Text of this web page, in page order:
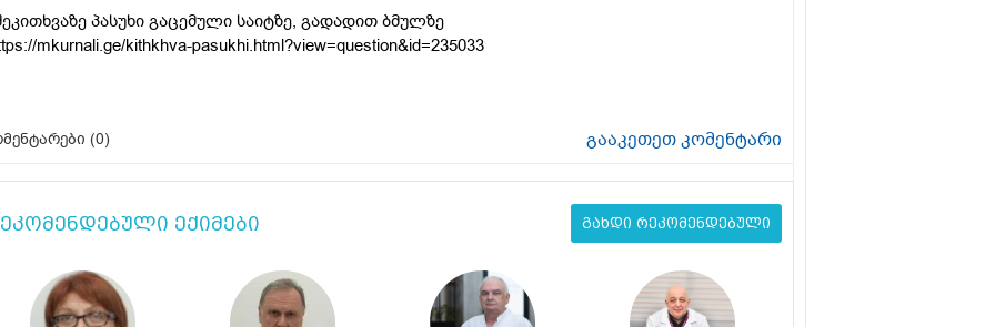
პასუხი გაცემული საიტზე, გადადით ბმულზე
mkurnali.ge/kithkhva-pasukhi.html?view=question&id=235033
(0) გააკეთეთ კომენტარი
ექიმები გახდი რეკომენდებული